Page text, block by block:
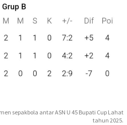
sepakbola antar ASN U 45 Bupati Cup Lahat
tahun 2025.